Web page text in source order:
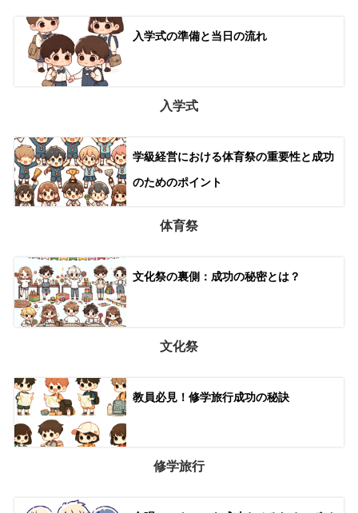
入学式の準備と当日の流れ
入学式
学級経営における体育祭の重要性と成功
のためのポイント
体育祭
文化祭の裏側：成功の秘密とは？
文化祭
教員必見！修学旅行成功の秘訣
修学旅行